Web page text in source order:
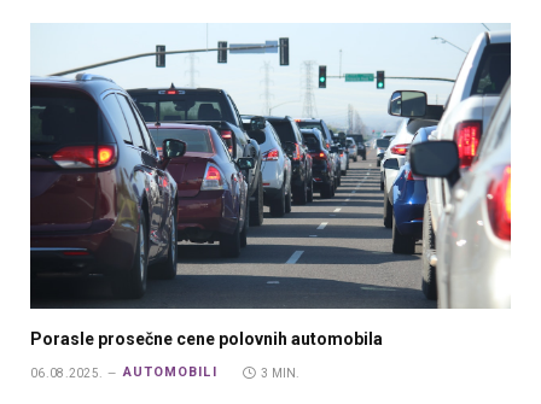
Porasle prosečne cene polovnih automobila
06.08.2025. AUTOMOBILI 3 MIN.